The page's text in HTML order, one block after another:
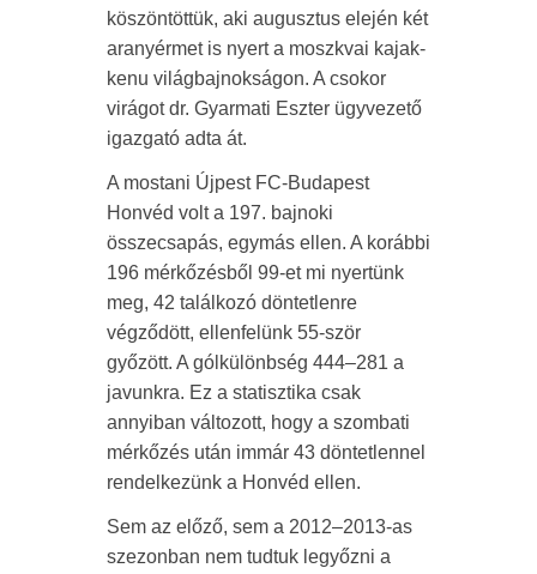
köszöntöttük, aki augusztus elején két
aranyérmet is nyert a moszkvai kajak-
kenu világbajnokságon. A csokor
virágot dr. Gyarmati Eszter ügyvezető
igazgató adta át.
A mostani Újpest FC-Budapest
Honvéd volt a 197. bajnoki
összecsapás, egymás ellen. A korábbi
196 mérkőzésből 99-et mi nyertünk
meg, 42 találkozó döntetlenre
végződött, ellenfelünk 55-ször
győzött. A gólkülönbség 444–281 a
javunkra. Ez a statisztika csak
annyiban változott, hogy a szombati
mérkőzés után immár 43 döntetlennel
rendelkezünk a Honvéd ellen.
Sem az előző, sem a 2012–2013-as
szezonban nem tudtuk legyőzni a